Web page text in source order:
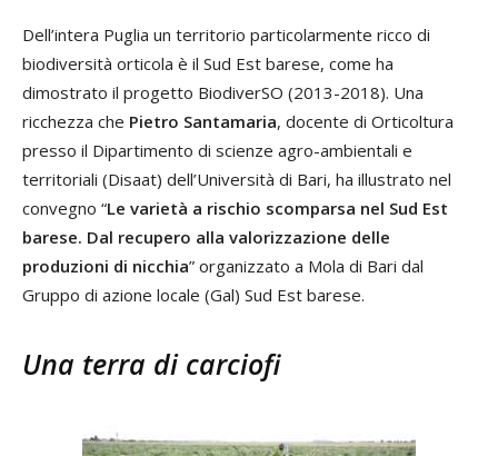
Dell’intera Puglia un territorio particolarmente ricco di
biodiversità orticola è il Sud Est barese, come ha
dimostrato il progetto BiodiverSO (2013-2018). Una
ricchezza che Pietro Santamaria, docente di Orticoltura
presso il Dipartimento di scienze agro-ambientali e
territoriali (Disaat) dell’Università di Bari, ha illustrato nel
convegno “Le varietà a rischio scomparsa nel Sud Est
barese. Dal recupero alla valorizzazione delle
produzioni di nicchia” organizzato a Mola di Bari dal
Gruppo di azione locale (Gal) Sud Est barese.
Una terra di carciofi